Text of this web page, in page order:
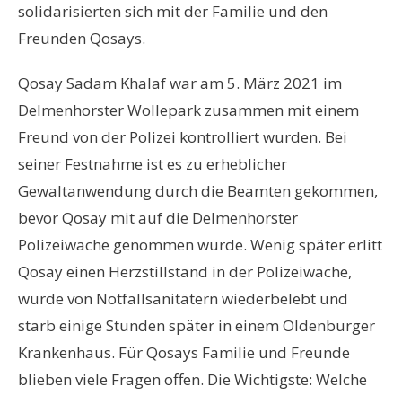
solidarisierten sich mit der Familie und den
Freunden Qosays.
Qosay Sadam Khalaf war am 5. März 2021 im
Delmenhorster Wollepark zusammen mit einem
Freund von der Polizei kontrolliert wurden. Bei
seiner Festnahme ist es zu erheblicher
Gewaltanwendung durch die Beamten gekommen,
bevor Qosay mit auf die Delmenhorster
Polizeiwache genommen wurde. Wenig später erlitt
Qosay einen Herzstillstand in der Polizeiwache,
wurde von Notfallsanitätern wiederbelebt und
starb einige Stunden später in einem Oldenburger
Krankenhaus. Für Qosays Familie und Freunde
blieben viele Fragen offen. Die Wichtigste: Welche